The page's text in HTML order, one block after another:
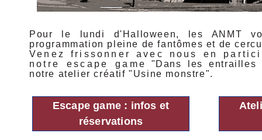
Pour le lundi d'Halloween, les ANMT
programmation pleine de fantômes et de
Venez frissonner avec nous en
notre escape game "Dans les entrailles
notre atelier créatif "Usine monstre".
Escape game : infos et
réservations